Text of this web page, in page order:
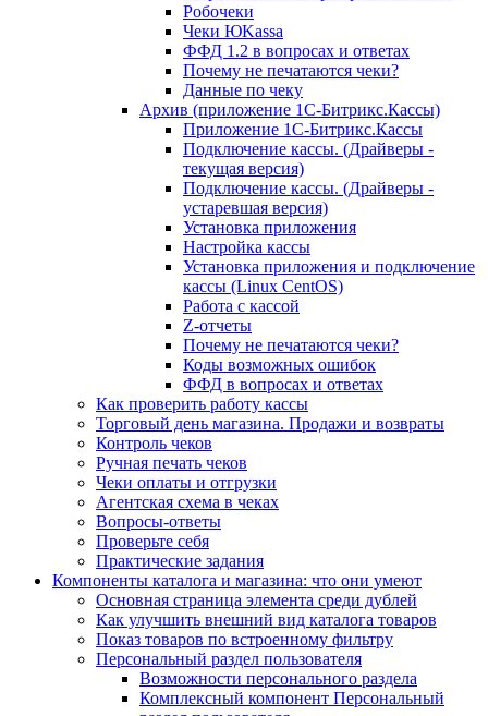
Робочеки
Чеки ЮKassa
ФФД 1.2 в вопросах и ответах
Почему не печатаются чеки?
Данные по чеку
Архив (приложение 1С-Битрикс.Кассы)
Приложение 1С-Битрикс.Кассы
Подключение кассы. (Драйверы -
текущая версия)
Подключение кассы. (Драйверы -
устаревшая версия)
Установка приложения
Настройка кассы
Установка приложения и подключение
кассы (Linux CentOS)
Работа с кассой
Z-отчеты
Почему не печатаются чеки?
Коды возможных ошибок
ФФД в вопросах и ответах
Как проверить работу кассы
Торговый день магазина. Продажи и возвраты
Контроль чеков
Ручная печать чеков
Чеки оплаты и отгрузки
Агентская схема в чеках
Вопросы-ответы
Проверьте себя
Практические задания
Компоненты каталога и магазина: что они умеют
Основная страница элемента среди дублей
Как улучшить внешний вид каталога товаров
Показ товаров по встроенному фильтру
Персональный раздел пользователя
Возможности персонального раздела
Комплексный компонент Персональный